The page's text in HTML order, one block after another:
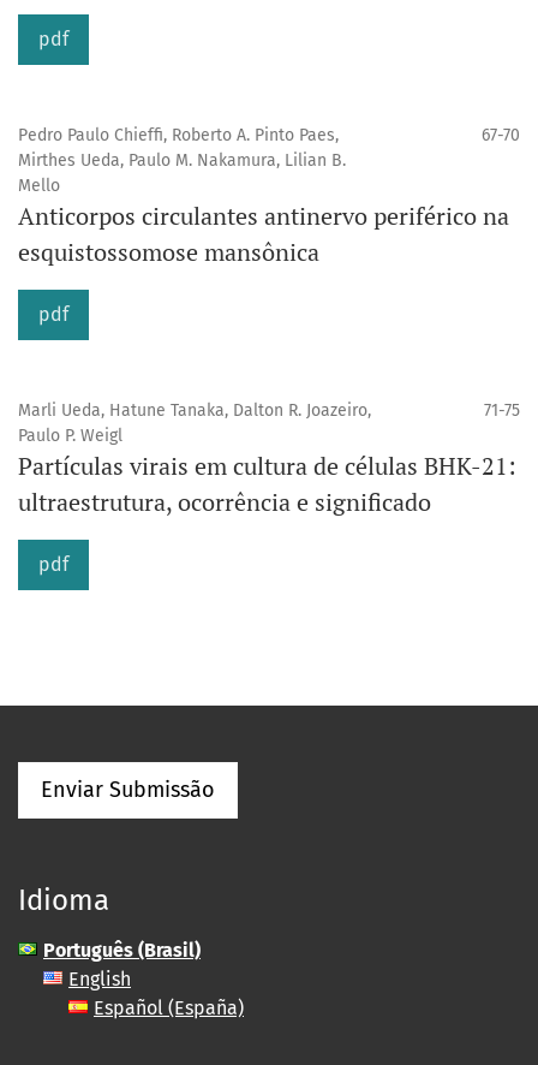
pdf
Pedro Paulo Chieffi, Roberto A. Pinto Paes,
Mirthes Ueda, Paulo M. Nakamura, Lilian B.
Mello
67-70
Anticorpos circulantes antinervo periférico na
esquistossomose mansônica
pdf
Marli Ueda, Hatune Tanaka, Dalton R. Joazeiro,
Paulo P. Weigl
71-75
Partículas virais em cultura de células BHK-21:
ultraestrutura, ocorrência e significado
pdf
Enviar Submissão
Idioma
Português (Brasil)
English
Español (España)